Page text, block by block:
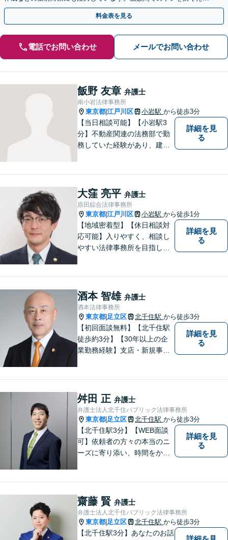
にも、ぜひ弁護士にご相談ください。【WEB面談可】
料金表を見る
電話でお問い合わせ メールでお問い合わせ
飯野 友章 弁護士
南小岩法律事務所
東京都 江戸川区 小岩駅 から徒歩3分
【当日相談可能】【小岩駅3
分】不動産関連の法務部で勤
務していた経験があり、建築
と一緒に考え、最適な解決策
をご提案いたします。 どんな
ことでもお気軽にご相談くだ
さい。
詳細を見
る
大窪 亮平 弁護士
原田綜合法律事務所
東京都 江戸川区 小岩駅 から徒歩1分
【地域密着型】【休日相談対
応可能】入りやすく、相談し
やすい法律事務所を目指して
に対応可能。是非一度お気軽
にご相談ください。
詳細を見
る
酒本 智雄 弁護士
酒本法律事務所
東京都 足立区 北千住駅 から徒歩3分
【初回面談無料】【北千住駅
徒歩約3分】【30年以上の企
業勤務経験】支店・新規事業
に関する社内ルール整備を丁
寧に支援します。
詳細を見
る
舛田 正 弁護士
弁護士法人北千住パブリック法律事務所
東京都 足立区 北千住駅 から徒歩3分
【北千住駅3分】【WEB面談
可】依頼者の方々の本当のニ
ーズに寄り添い、時間をかけ
解決を見つけ出すことを目指
します。
詳細を見
る
齋藤 賢 弁護士
弁護士法人北千住パブリック法律事務所
東京都 足立区 北千住駅 から徒歩3分
【北千住駅3分】あなたのお話